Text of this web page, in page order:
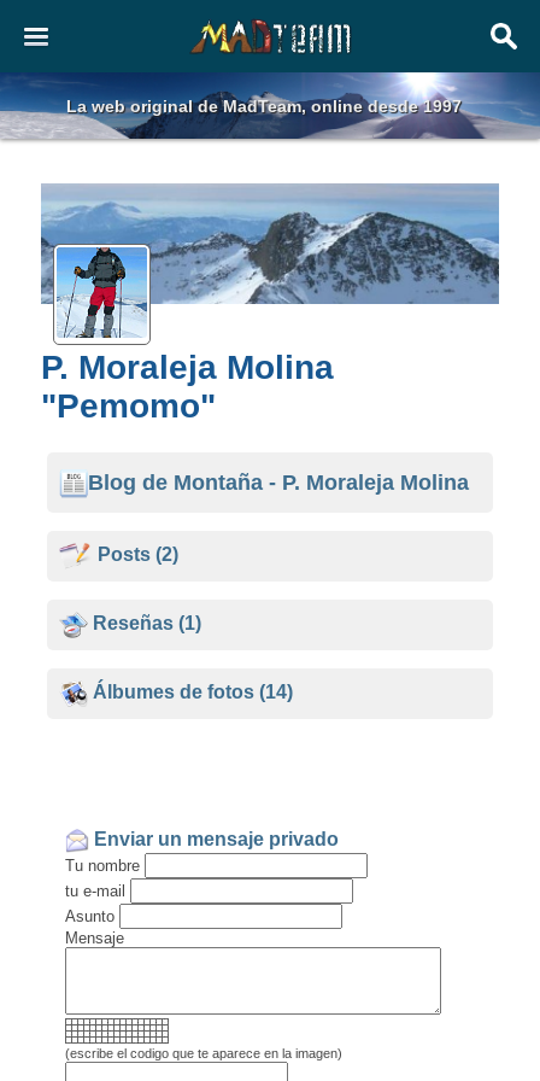
La web original de MadTeam, online desde 1997
P. Moraleja Molina
"Pemomo"
Blog de Montaña - P. Moraleja Molina
Posts (2)
Reseñas (1)
Álbumes de fotos (14)
Enviar un mensaje privado
Tu nombre
tu e-mail
Asunto
Mensaje
(escribe el codigo que te aparece en la imagen)